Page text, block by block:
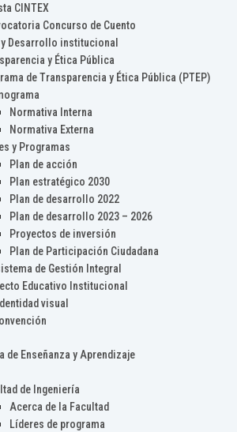
CINTEX
Concurso de Cuento
Desarrollo institucional
y Ética Pública
de Transparencia y Ética Pública (PTEP)
Normativa Interna
Normativa Externa
y Programas
Plan de acción
Plan estratégico 2030
Plan de desarrollo 2022
Plan de desarrollo 2023 – 2026
Proyectos de inversión
Plan de Participación Ciudadana
de Gestión Integral
Educativo Institucional
visual
de Enseñanza y Aprendizaje
de Ingeniería
Acerca de la Facultad
Líderes de programa